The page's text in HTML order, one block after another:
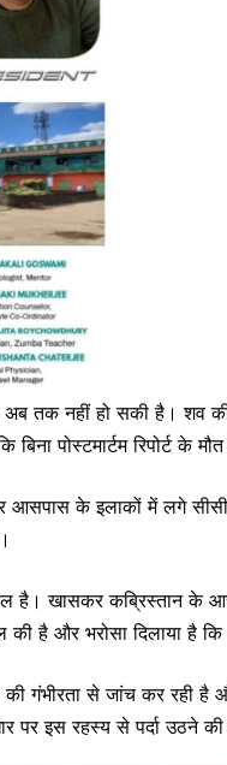
तक नहीं हो सकी है। शव
पोस्टमार्टम रिपोर्ट के
आसपास के इलाकों में लगे
है। खासकर कब्रिस्तान के
है और भरोसा दिलाया है
की गंभीरता से जांच कर रही
पर इस रहस्य से पर्दा उठने की